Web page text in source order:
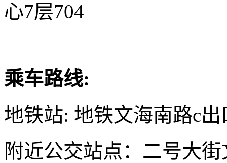
心7层704
乘车路线:
地铁站: 地铁文海南路c出
附近公交站点：二号大